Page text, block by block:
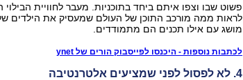
פשוט שבו וצפו איתם ביחד בתוכניות. מעבר לחוויית
לראות ממה מורכב התוכן של העולם שמעסיק את הילדים
מושג עם אילו תכנים הם מתמודדים.
לכתבות נוספות - היכנסו לפייסבוק הורים של ynet
4. לא לפסול לפני שמציעים אלטרנטיבה